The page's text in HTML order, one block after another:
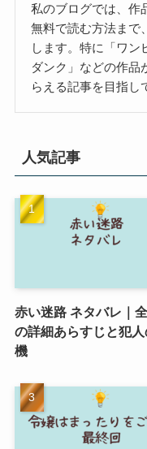
私のブログでは、作
無料で読む方法まで
します。特に「ワン
ダンク」などの作品
らえる記事を目指し
人気記事
赤い迷路 ネタバレ｜
の詳細あらすじと犯
機